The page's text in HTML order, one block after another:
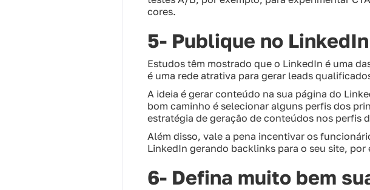
cores.
5- Publique no LinkedIn
Estudos têm mostrado que o LinkedIn é uma
é uma rede atrativa para gerar leads
A ideia é gerar conteúdo na sua página do
bom caminho é selecionar alguns perfis dos
estratégia de geração de conteúdos nos perfis
Além disso, vale a pena incentivar os
LinkedIn gerando backlinks para o seu site, por
6- Defina muito bem